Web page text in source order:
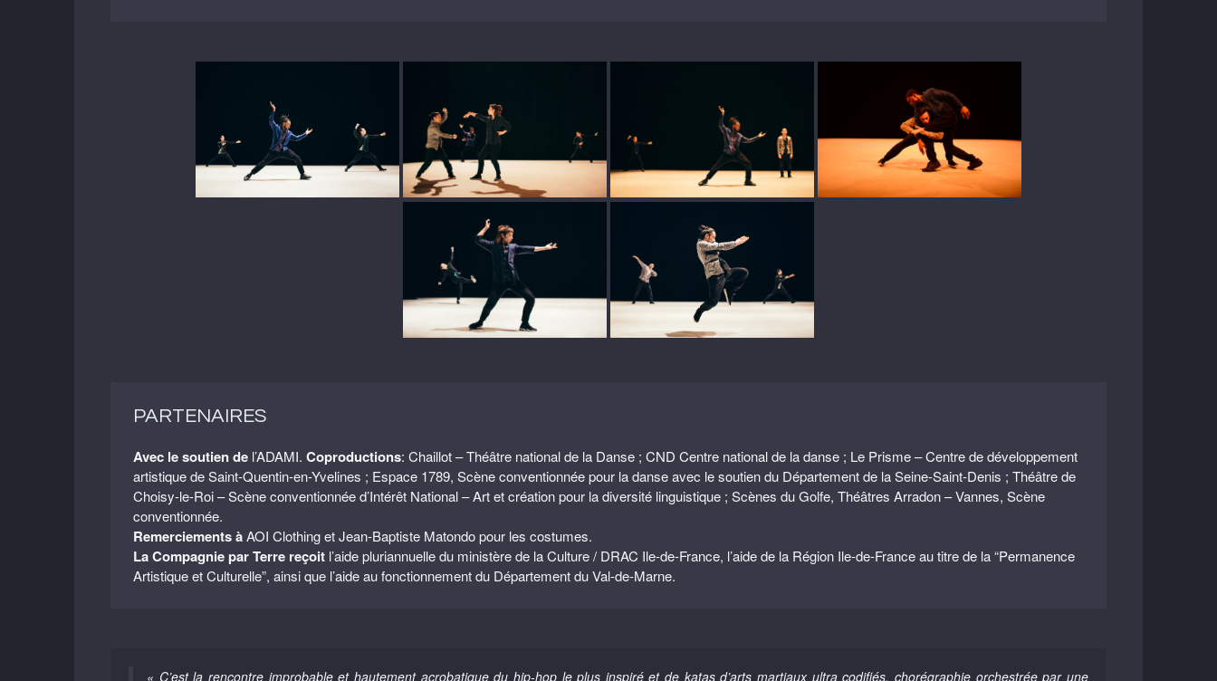
PARTENAIRES
Avec le soutien de l’ADAMI. Coproductions: Chaillot – Théâtre national de la Danse ; CND Centre national de la danse ; Le Prisme – Centre de développement
artistique de Saint-Quentin-en-Yvelines ; Espace 1789, Scène conventionnée pour la danse avec le soutien du Département de la Seine-Saint-Denis ; Théâtre de
Choisy-le-Roi – Scène conventionnée d’Intérêt National – Art et création pour la diversité linguistique ; Scènes du Golfe, Théâtres Arradon – Vannes, Scène
conventionnée.
Remerciements àAOI Clothing et Jean-Baptiste Matondo pour les costumes.
La Compagnie par Terre reçoit l’aide pluriannuelle du ministère de la Culture / DRAC Ile-de-France, l’aide de la Région Ile-de-France au titre de la “Permanence
Artistique et Culturelle”, ainsi que l’aide au fonctionnement du Département du Val-de-Marne.
« C’est la rencontre improbable et hautement acrobatique du hip-hop le plus inspiré et de katas d’arts martiaux ultra codifiés, chorégraphie orchestrée par une